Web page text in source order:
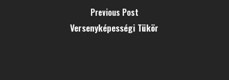
Previous Post
Versenyképességi Tükör